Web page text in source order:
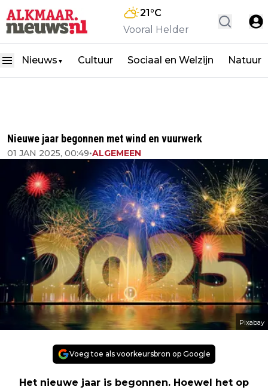
21°C
Vooral Helder
Nieuws ▼ Cultuur Sociaal en Welzijn Natuur
Nieuwe jaar begonnen met wind en vuurwerk
01 JAN 2025, 00:49•ALGEMEEN
Pixabay
Voeg toe als voorkeursbron op Google
Het nieuwe jaar is begonnen. Hoewel het op